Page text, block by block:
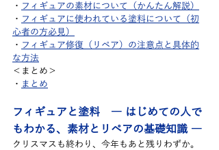
・ フィギュアの素材について（かんたん解説）
・ フィギュアに使われている塗料について（初
心者の方必見）
・ フィギュア修復（リペア）の注意点と具体的
な方法
＜まとめ＞
・ まとめ
フィギュアと塗料　― はじめての人で
もわかる、素材とリペアの基礎知識 ―
クリスマスも終わり、今年もあと残りわずか。